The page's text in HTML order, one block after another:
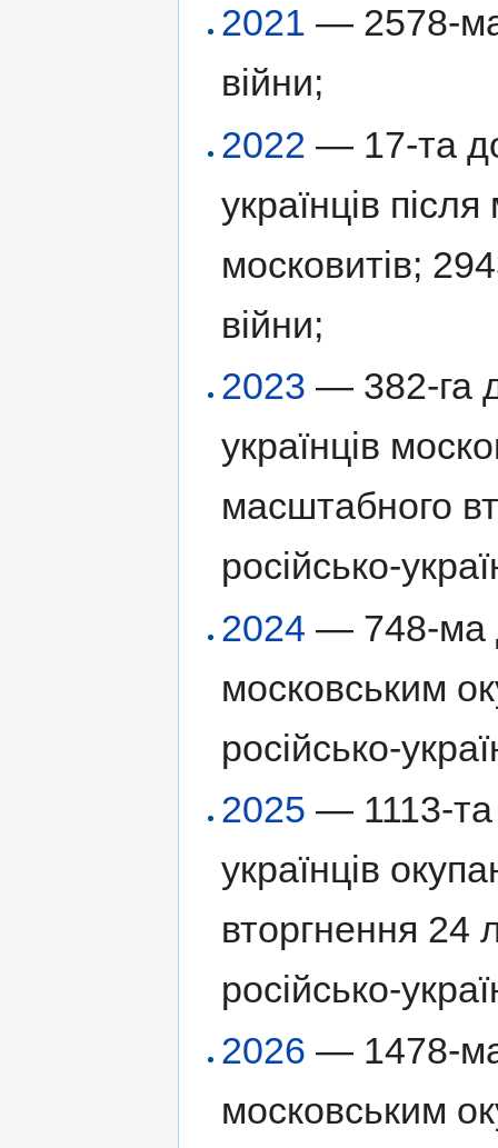
2021 — 2578-ма
війни;
2022 — 17-та
українців
московитів;
війни;
2023 — 382-га
українців
масштабного
російсько-
2024 — 748-ма
московським
російсько-
2025 — 1113-та
українців
вторгнення 24
російсько-
2026 — 1478-ма
московським